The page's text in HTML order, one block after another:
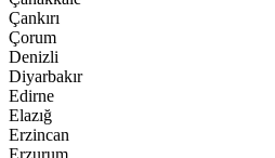
Çankırı
Çorum
Denizli
Diyarbakır
Edirne
Elazığ
Erzincan
Erzurum